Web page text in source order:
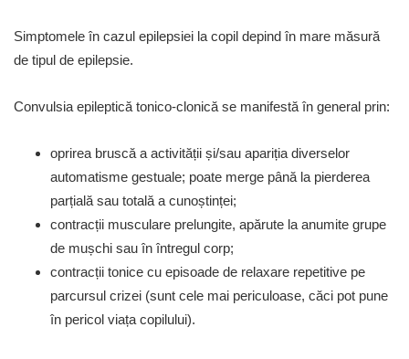
Simptomele în cazul epilepsiei la copil depind în mare măsură
de tipul de epilepsie.
Convulsia epileptică tonico-clonică se manifestă în general prin:
oprirea bruscă a activității și/sau apariția diverselor
automatisme gestuale; poate merge până la pierderea
parțială sau totală a cunoștinței;
contracții musculare prelungite, apărute la anumite grupe
de mușchi sau în întregul corp;
contracții tonice cu episoade de relaxare repetitive pe
parcursul crizei (sunt cele mai periculoase, căci pot pune
în pericol viața copilului).